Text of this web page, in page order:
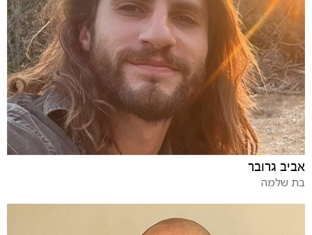
אביב גרובר
בת שלמה